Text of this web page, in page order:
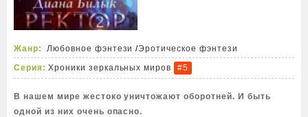
Жанр: Любовное фэнтези /Эротическое фэнтези
Серия: Хроники зеркальных миров #5
В нашем мире жестоко уничтожают оборотней. И быть
одной из них очень опасно.